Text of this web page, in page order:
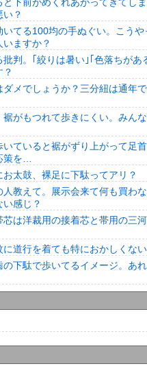
と下前がめくれあがってきてし
？
てる100均の手ぬぐい。こうや
いますか？
批判。｢絞りは暑い｣｢色落ちがあ
ダメでしょうか？三分紐は通年
がもつれて歩きにくい。みん
ていると裾がずり上がって足
策を…
太鼓、裸足に下駄ってアリ？
教えて。展示会来て何も買わ
感じ？
芯は洋裁用の接着芯と帯用の三
道行を着ても特におかしくない
下駄で歩いてるイメージ。あ